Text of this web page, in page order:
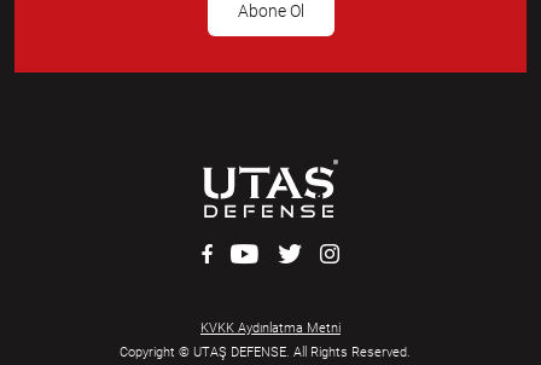
Abone Ol
Copyright © UTAŞ DEFENSE. All Rights Reserved.
KVKK Aydınlatma Metni